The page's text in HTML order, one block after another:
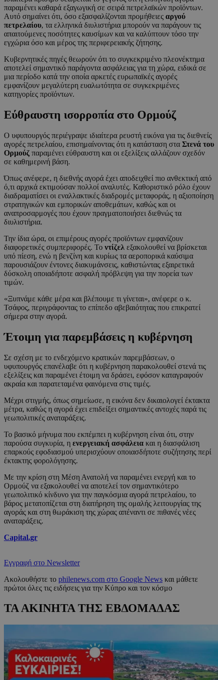
παραμένει καθαρά εξαγωγική σε σειρά πετρελαϊκών προϊόντων.
Αυτό σημαίνει ότι, όσο εξασφαλίζονται προμήθειες αργού
πετρελαίου, τα ελληνικά διυλιστήρια μπορούν να παράγουν τις
απαιτούμενες ποσότητες καυσίμων και να καλύπτουν τόσο την
εγχώρια όσο και μέρος της περιφερειακής ζήτησης.
Κυβερνητικές πηγές θεωρούν ότι το συγκεκριμένο πλεονέκτημα
αποτελεί σημαντικό παράγοντα ασφάλειας για τη χώρα, ειδικά σε
μια περίοδο κατά την οποία αρκετές ευρωπαϊκές αγορές
εμφανίζουν μεγαλύτερη ευαλωτότητα σε συγκεκριμένες
κατηγορίες προϊόντων.
Εύθραυστη ισορροπία στο Ορμούζ
Ο υφυπουργός περιέγραψε ιδιαίτερα ρευστή εικόνα για τις διεθνείς
αγορές πετρελαίου, επισημαίνοντας ότι η κατάσταση στα Στενά του
Ορμούζ παραμένει εύθραυστη και οι εξελίξεις αλλάζουν σχεδόν
σε καθημερινή βάση.
Όπως ανέφερε, η διεθνής αγορά έχει αποδειχθεί πιο ανθεκτική από
ό,τι αρχικά εκτιμούσαν πολλοί αναλυτές. Καθοριστικό ρόλο έχουν
διαδραματίσει οι εναλλακτικές διαδρομές μεταφοράς, η αξιοποίηση
στρατηγικών και εμπορικών αποθεμάτων, καθώς και οι
αναπροσαρμογές που έχουν πραγματοποιήσει διεθνώς τα
διυλιστήρια.
Την ίδια ώρα, οι επιμέρους αγορές προϊόντων εμφανίζουν
διαφορετικές συμπεριφορές. Το ντίζελ εξακολουθεί να βρίσκεται
υπό πίεση, ενώ η βενζίνη και κυρίως τα αεροπορικά καύσιμα
παρουσιάζουν έντονες διακυμάνσεις, καθιστώντας εξαιρετικά
δύσκολη οποιαδήποτε ασφαλή πρόβλεψη για την πορεία των
τιμών.
«Ξυπνάμε κάθε μέρα και βλέπουμε τι γίνεται», ανέφερε ο κ.
Τσάφος, περιγράφοντας το επίπεδο αβεβαιότητας που επικρατεί
σήμερα στην αγορά.
Έτοιμη για παρεμβάσεις η κυβέρνηση
Σε σχέση με το ενδεχόμενο κρατικών παρεμβάσεων, ο
υφυπουργός επανέλαβε ότι η κυβέρνηση παρακολουθεί στενά τις
εξελίξεις και παραμένει έτοιμη να δράσει, εφόσον καταγραφούν
ακραία και παρατεταμένα φαινόμενα στις τιμές.
Μέχρι στιγμής, όπως σημείωσε, η εικόνα δεν δικαιολογεί έκτακτα
μέτρα, καθώς η αγορά έχει επιδείξει σημαντικές αντοχές παρά τις
γεωπολιτικές αναταράξεις.
Το βασικό μήνυμα που εκπέμπει η κυβέρνηση είναι ότι, στην
παρούσα συγκυρία, η ενεργειακή ασφάλεια και η διασφάλιση
επαρκούς εφοδιασμού υπερισχύουν οποιασδήποτε συζήτησης περί
έκτακτης φορολόγησης.
Με την κρίση στη Μέση Ανατολή να παραμένει ενεργή και το
Ορμούζ να εξακολουθεί να αποτελεί τον σημαντικότερο
γεωπολιτικό κίνδυνο για την παγκόσμια αγορά πετρελαίου, το
βάρος μετατοπίζεται στη διατήρηση της ομαλής λειτουργίας της
αγοράς και στη θωράκιση της χώρας απέναντι σε πιθανές νέες
αναταράξεις.
Capital.gr
Εγγραφή στο Newsletter
Ακολουθήστε το philenews.com στο Google News και μάθετε
πρώτοι όλες τις ειδήσεις για την Κύπρο και τον κόσμο
ΤΑ ΑΚΙΝΗΤΑ ΤΗΣ ΕΒΔΟΜΑΔΑΣ